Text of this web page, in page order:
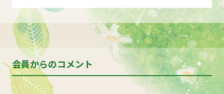
会員からのコメント